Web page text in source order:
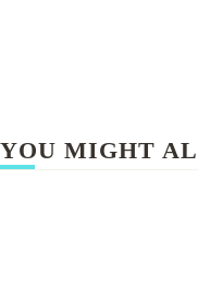
YOU MIGHT